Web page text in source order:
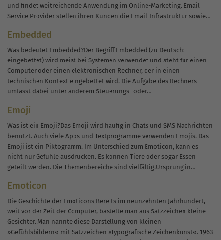
und findet weitreichende Anwendung im Online-Marketing. Email
Service Provider stellen ihren Kunden die Email-Infrastruktur sowie
Oberfläche...
Embedded
Was bedeutet Embedded?Der Begriff Embedded (zu Deutsch:
eingebettet) wird meist bei Systemen verwendet und steht für einen
Computer oder einen elektronischen Rechner, der in einen
technischen Kontext eingebettet wird. Die Aufgabe des Rechners
umfasst dabei unter anderem Steuerungs- oder
diesen Rechnern, beispielsweise beim...
Emoji
Was ist ein Emoji?Das Emoji wird häufig in Chats und SMS Nachrichten
benutzt. Auch viele Apps und Textprogramme verwenden Emojis. Das
Emoji ist ein Piktogramm. Im Unterschied zum Emoticon, kann es
nicht nur Gefühle ausdrücken. Es können Tiere oder sogar Essen
geteilt werden. Die Themenbereiche sind vielfältig.Ursprung in
Emoticon
Die Geschichte der Emoticons Bereits im neunzehnten Jahrhundert,
weit vor der Zeit der Computer, bastelte man aus Satzzeichen kleine
Gesichter. Man nannte diese Darstellung von kleinen
»Gefühlsbildern« mit Satzzeichen »Typografische Zeichenkunst«. 1963